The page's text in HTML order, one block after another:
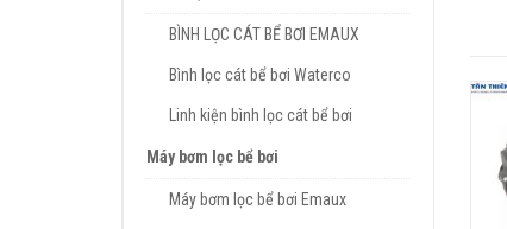
BÌNH LỌC CÁT BỂ BƠI EMAUX
Bình lọc cát bể bơi Waterco
Linh kiện bình lọc cát bể bơi
Máy bơm lọc bể bơi
Máy bơm lọc bể bơi Emaux